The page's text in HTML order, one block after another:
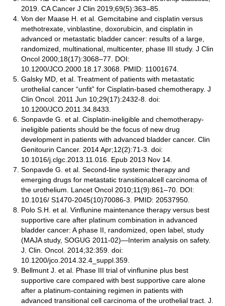
2019. CA Cancer J Clin 2019;69(5):363–85.
Von der Maase H. et al. Gemcitabine and cisplatin versus
methotrexate, vinblastine, doxorubicin, and cisplatin in
advanced or metastatic bladder cancer: results of a large,
randomized, multinational, multicenter, phase III study. J Clin
Oncol 2000;18(17):3068–77. DOI:
10.1200/JCO.2000.18.17.3068. PMID: 11001674.
Galsky MD, et al. Treatment of patients with metastatic
urothelial cancer “unfit” for Cisplatin-based chemotherapy. J
Clin Oncol. 2011 Jun 10;29(17):2432-8. doi:
10.1200/JCO.2011.34.8433.
Sonpavde G. et al. Cisplatin-ineligible and chemotherapy-
ineligible patients should be the focus of new drug
development in patients with advanced bladder cancer. Clin
Genitourin Cancer. 2014 Apr;12(2):71-3. doi:
10.1016/j.clgc.2013.11.016. Epub 2013 Nov 14.
Sonpavde G. et al. Second-line systemic therapy and
emerging drugs for metastatic transitionalcell carcinoma of
the urothelium. Lancet Oncol 2010;11(9):861–70. DOI:
10.1016/ S1470-2045(10)70086-3. PMID: 20537950.
Polo S.H. et al. Vinflunine maintenance therapy versus best
supportive care after platinum combination in advanced
bladder cancer: A phase II, randomized, open label, study
(MAJA study, SOGUG 2011-02)—Interim analysis on safety.
J. Clin. Oncol. 2014;32:359. doi:
10.1200/jco.2014.32.4_suppl.359.
Bellmunt J. et al. Phase III trial of vinflunine plus best
supportive care compared with best supportive care alone
after a platinum-containing regimen in patients with
advanced transitional cell carcinoma of the urothelial tract. J.